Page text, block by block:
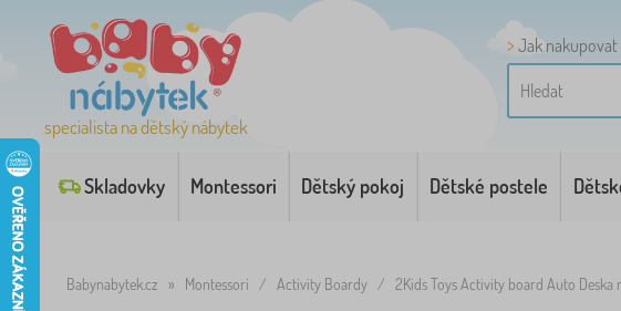
specialista na dětský nábytek
Jak nakupovat
Skladovky Montessori Dětský pokoj Dětské postele
Babynabytek.cz » Montessori / Activity Boardy / 2Kids Toys Activity board Auto Deska